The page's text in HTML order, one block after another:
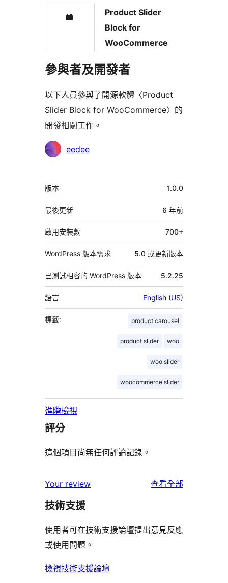
Product Slider
Block for
WooCommerce
參與者及開發者
以下人員參與了開源軟體〈Product
Slider Block for WooCommerce〉的
開發相關工作。
參
eedee
中
繼
資
料
版本 1.0.0
最後更新 6 年前
啟用安裝數 700+
WordPress 版本需求 5.0 或更新版本
已測試相容的 WordPress 版本 5.2.25
語言 English (US)
標籤: product carousel
product slider woo
woo slider
woocommerce slider
進階檢視
評分
這個項目尚無任何評論記錄。
Your review 查看全部
評
技術支援
使用者可在技術支援論壇提出意見反應
或使用問題。
檢視技術支援論壇